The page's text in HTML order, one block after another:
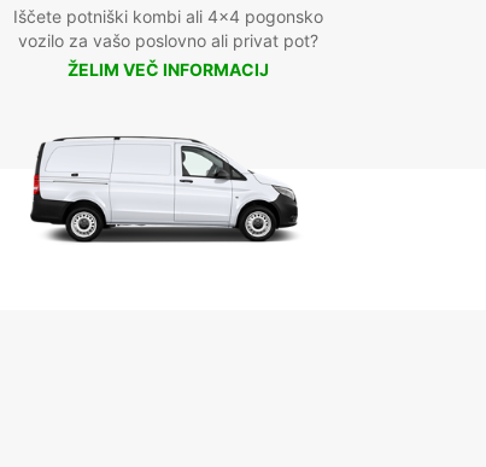
Iščete potniški kombi ali 4x4 pogonsko
vozilo za vašo poslovno ali privat pot?
ŽELIM VEČ INFORMACIJ